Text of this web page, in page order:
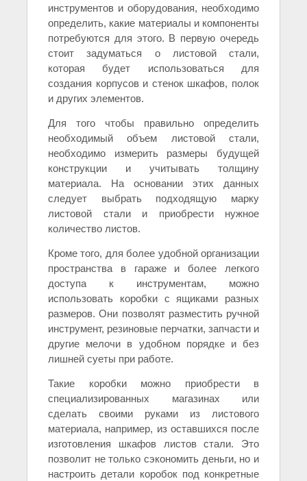
инструментов и оборудования, необходимо
определить, какие материалы и компоненты
потребуются для этого. В первую очередь
стоит задуматься о листовой стали,
которая будет использоваться для
создания корпусов и стенок шкафов, полок
и других элементов.
Для того чтобы правильно определить
необходимый объем листовой стали,
необходимо измерить размеры будущей
конструкции и учитывать толщину
материала. На основании этих данных
следует выбрать подходящую марку
листовой стали и приобрести нужное
количество листов.
Кроме того, для более удобной организации
пространства в гараже и более легкого
доступа к инструментам, можно
использовать коробки с ящиками разных
размеров. Они позволят разместить ручной
инструмент, резиновые перчатки, запчасти и
другие мелочи в удобном порядке и без
лишней суеты при работе.
Такие коробки можно приобрести в
специализированных магазинах или
сделать своими руками из листового
материала, например, из оставшихся после
изготовления шкафов листов стали. Это
позволит не только сэкономить деньги, но и
настроить детали коробок под конкретные